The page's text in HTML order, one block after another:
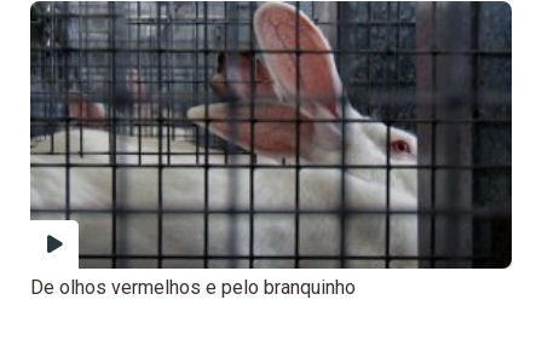
De olhos vermelhos e pelo branquinho